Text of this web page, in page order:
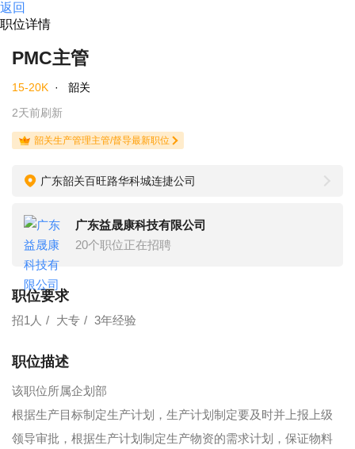
返回
职位详情
PMC主管
15-20K ·
韶关
2天前刷新
韶关生产管理主管/督导最新职位
广东韶关百旺路华科城连捷公司
广东益晟康科技有限公司
20个职位正在招聘
职位要求
招1人 大专 3年经验
职位描述
该职位所属企划部
根据生产目标制定生产计划，生产计划制定要及时并上报上级
领导审批，根据生产计划制定生产物资的需求计划，保证物料